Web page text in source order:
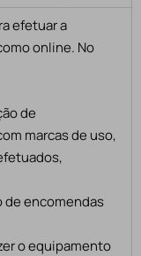
efetuar a
online. No
de
marcas de uso,
de encomendas
o equipamento